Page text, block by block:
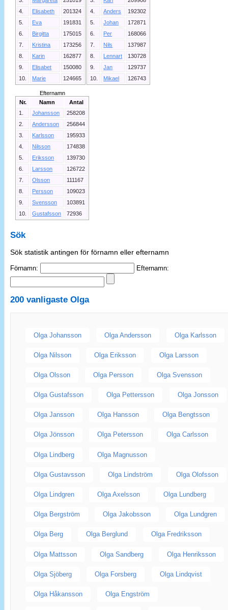
4.
Elisabeth
201324
5.
Eva
191831
6.
Birgitta
175015
7.
Kristina
173256
8.
Karin
162877
9.
Elisabet
150080
10.
Marie 124665
4.
Anders
192302
5.
Johan
172871
6.
Per
168066
7.
Nils
137987
8.
Lennart
130728
9.
Jan
129737
10.
Mikael 126743
Efternamn
Nr.
Namn
Antal
1.
Johansson
258208
2.
Andersson
256844
3.
Karlsson
195933
4.
Nilsson
174838
5.
Eriksson
139730
6.
Larsson
126722
7.
Olsson
111167
8.
Persson
109023
9.
Svensson
103891
10.
Gustafsson 72936
Sök
Sök statistik antingen för förnamn eller efternamn
Förnamn: Efternamn:
200 vanligasteOlga
Olga Johansson Olga Andersson Olga Karlsson
Olga Nilsson Olga Eriksson Olga Larsson
Olga Olsson Olga Persson Olga Svensson
Olga Gustafsson Olga Pettersson Olga Jonsson
Olga Jansson Olga Hansson Olga Bengtsson
Olga Jönsson Olga Petersson Olga Carlsson
Olga Lindberg Olga Magnusson
Olga Gustavsson Olga Lindström Olga Olofsson
Olga Lindgren Olga Axelsson Olga Lundberg
Olga Bergström Olga Jakobsson Olga Lundgren
Olga Berg Olga Berglund Olga Fredriksson
Olga Mattsson Olga Sandberg Olga Henriksson
Olga Sjöberg Olga Forsberg Olga Lindqvist
Olga Håkansson Olga Engström